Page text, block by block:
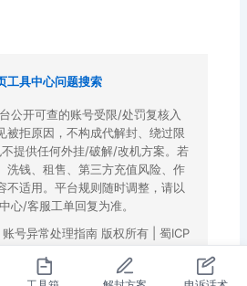
工具中心问题搜索
公开可查的账号受限/处罚复核入
被拒原因，不构成代解封、绕过限
不提供任何外挂/破解/改机方案。若
洗钱、租售、第三方充值风险、作
不适用。平台规则随时调整，请以
心/客服工单回复为准。
号异常处理指南 版权所有 | 蜀ICP